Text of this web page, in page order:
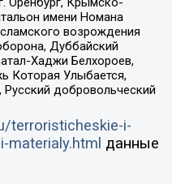
имени Номана
возрождения
Дуббайский
Хаджи Белхороев,
Которая Улыбается,
добровольческий
terroristicheskie-i-
materialy.html данные